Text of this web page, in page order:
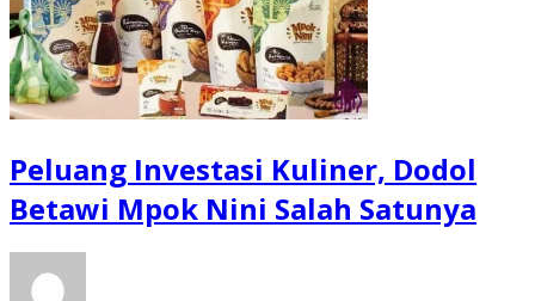
Peluang Investasi Kuliner, Dodol
Betawi Mpok Nini Salah Satunya